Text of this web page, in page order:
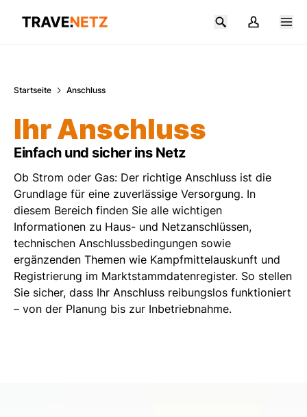
Startseite Anschluss
Ihr Anschluss
Einfach und sicher ins Netz
Ob Strom oder Gas: Der richtige Anschluss ist die
Grundlage für eine zuverlässige Versorgung. In
diesem Bereich finden Sie alle wichtigen
Informationen zu Haus- und Netzanschlüssen,
technischen Anschlussbedingungen sowie
ergänzenden Themen wie Kampfmittelauskunft und
Registrierung im Marktstammdatenregister. So stellen
Sie sicher, dass Ihr Anschluss reibungslos funktioniert
– von der Planung bis zur Inbetriebnahme.